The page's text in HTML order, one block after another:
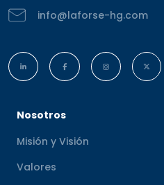
info@laforse-hg.com
Nosotros
Misión y Visión
Valores